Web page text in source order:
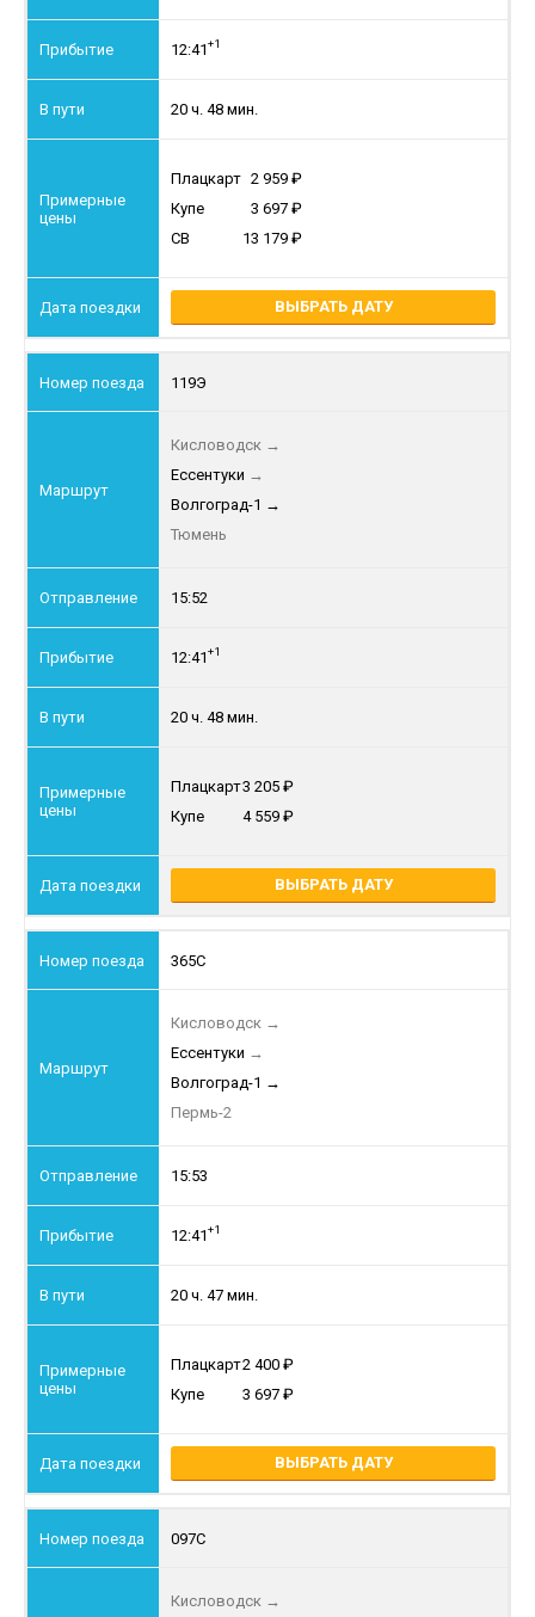
12:41+1
20 ч. 48 мин.
Плацкарт 2 959
Купе
3 697
СВ
13 179
ВЫБРАТЬ ДАТУ
119Э
Кисловодск →
Ессентуки →
Волгоград-1 →
Тюмень
15:52
12:41+1
20 ч. 48 мин.
Плацкарт3 205
Купе
4 559
ВЫБРАТЬ ДАТУ
365С
Кисловодск →
Ессентуки →
Волгоград-1 →
Пермь-2
15:53
12:41+1
20 ч. 47 мин.
Плацкарт2 400
Купе
3 697
ВЫБРАТЬ ДАТУ
097С
Кисловодск →